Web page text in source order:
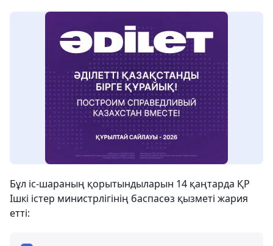
Бұл іс-шараның қорытындыларын 14 қаңтарда ҚР
Ішкі істер министрлігінің баспасөз қызметі жария
етті: